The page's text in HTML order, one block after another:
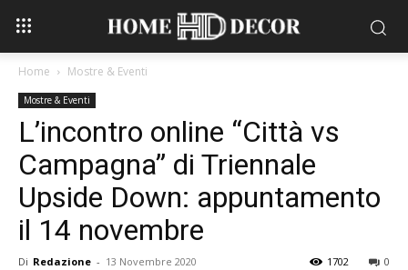
Home Mostre & Eventi
Mostre & Eventi
L’incontro online “Città vs
Campagna” di Triennale
Upside Down: appuntamento
il 14 novembre
Di Redazione - 13 Novembre 2020 0
1702